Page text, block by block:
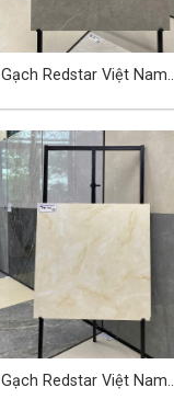
Gạch Redstar Việt Nam
Gạch Redstar Việt Nam